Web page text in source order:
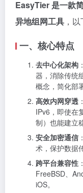
EasyTier 是一款
异地组网工具 ，
一、核心特点
去中心化架构
器，消除传统
概念，简化部
高效内网穿透
IPv6，即使在
制）也能建立
安全加密通信
术，保护数据
跨平台兼容性
FreeBSD、
iOS。